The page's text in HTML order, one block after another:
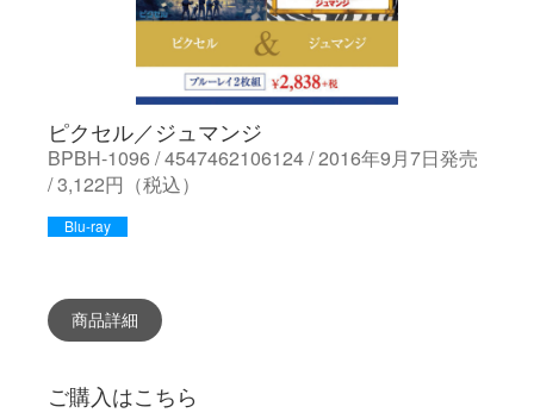
ピクセル／ジュマンジ
BPBH-1096 / 4547462106124 / 2016年9月7日発売
/ 3,122円（税込）
Blu-ray
商品詳細
ご購入はこちら